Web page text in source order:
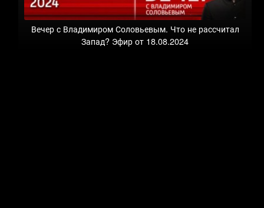
Вечер с Владимиром Соловьевым. Что не рассчитал
Запад? Эфир от 18.08.2024